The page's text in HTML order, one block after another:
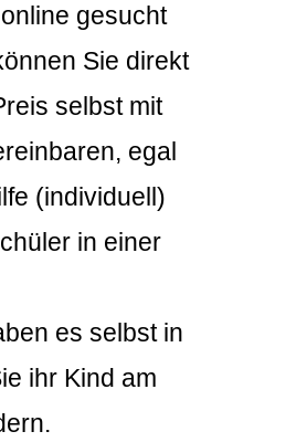
gesucht
Sie direkt
selbst mit
egal
(individuell)
in einer
es selbst in
ihr Kind am